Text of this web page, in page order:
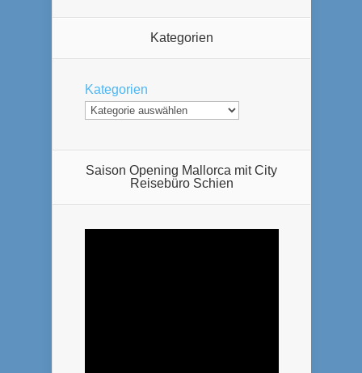
Kategorien
Kategorien
Saison Opening Mallorca mit City
Reisebüro Schien